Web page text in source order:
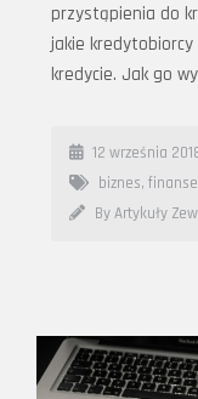
przystąpienia do
jakie
kredycie. Jak go
12 września
biznes, finanse
By Artykuły